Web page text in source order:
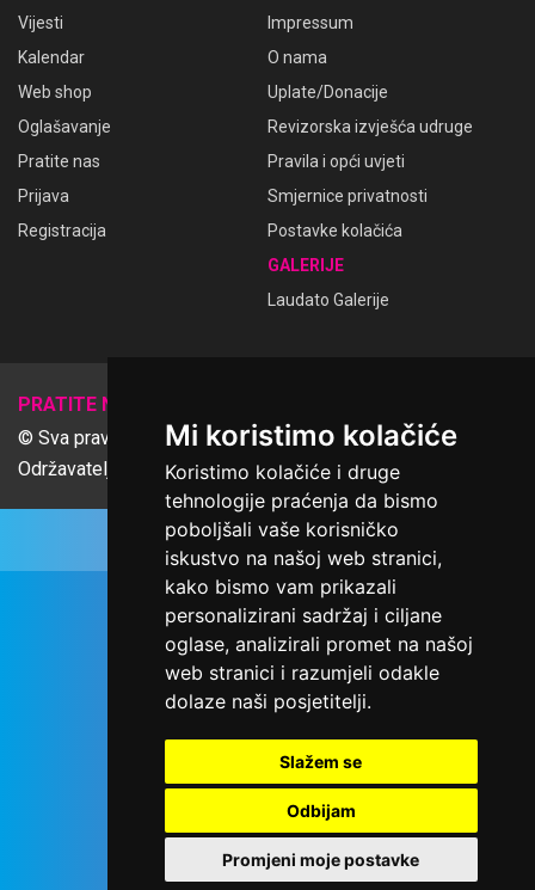
Mi koristimo kolačiće
Koristimo kolačiće i druge
tehnologije praćenja da bismo
poboljšali vaše korisničko
iskustvo na našoj web stranici,
kako bismo vam prikazali
personalizirani sadržaj i ciljane
oglase, analizirali promet na našoj
web stranici i razumjeli odakle
dolaze naši posjetitelji.
Slažem se
Odbijam
Promjeni moje postavke
Vijesti
Kalendar
Web shop
Oglašavanje
Pratite nas
Prijava
Registracija
Impressum
O nama
Uplate/Donacije
Revizorska izvješća udruge
Pravila i opći uvjeti
Smjernice privatnosti
Postavke kolačića
GALERIJE
Laudato Galerije
PRATITE NAS
© Sva prava pridržana Udruga Ime dobrote
Održavatelj Netcom d.o.o., Riva 6, Rijeka